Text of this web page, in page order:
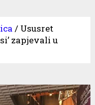
/ Ususret
zapjevali u